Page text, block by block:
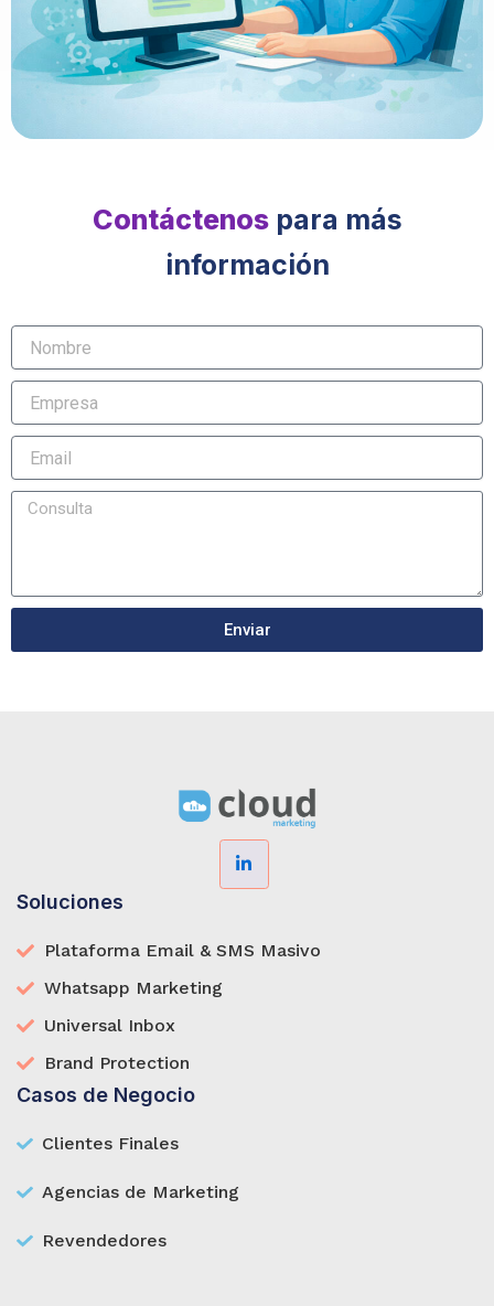
Contáctenospara más
información
Enviar
Soluciones
Plataforma Email & SMS Masivo
Whatsapp Marketing
Universal Inbox
Brand Protection
Casos de Negocio
Clientes Finales
Agencias de Marketing
Revendedores